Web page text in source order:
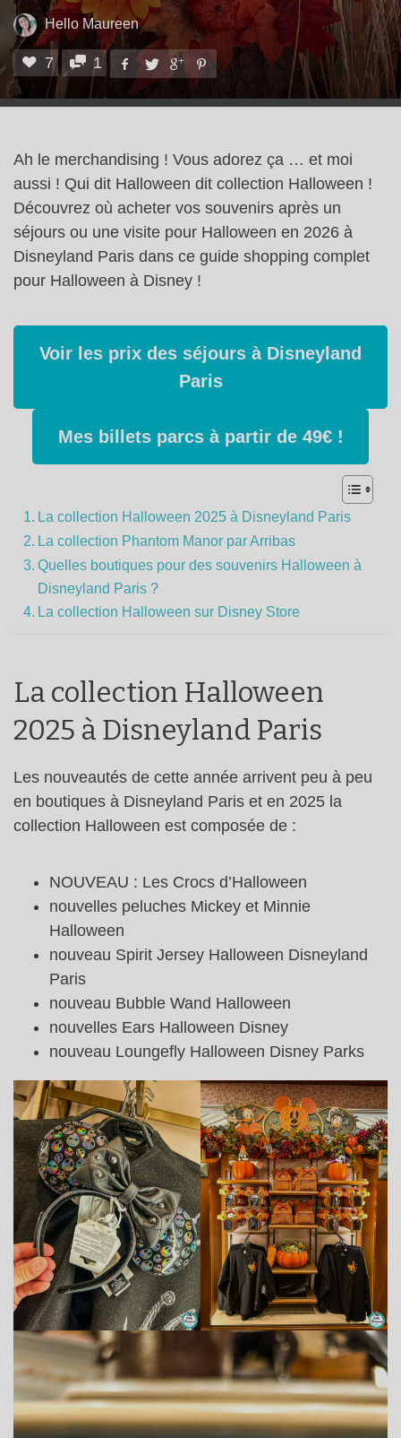
Hello Maureen
7 1
Ah le merchandising ! Vous adorez ça … et moi
aussi ! Qui dit Halloween dit collection Halloween !
Découvrez où acheter vos souvenirs après un
séjours ou une visite pour Halloween en 2026 à
Disneyland Paris dans ce guide shopping complet
pour Halloween à Disney !
Voir les prix des séjours à Disneyland
Paris
Mes billets parcs à partir de 49€ !
La collection Halloween 2025 à Disneyland Paris
La collection Phantom Manor par Arribas
Quelles boutiques pour des souvenirs Halloween à
Disneyland Paris ?
La collection Halloween sur Disney Store
La collection Halloween
2025 à Disneyland Paris
Les nouveautés de cette année arrivent peu à peu
en boutiques à Disneyland Paris et en 2025 la
collection Halloween est composée de :
NOUVEAU : Les Crocs d’Halloween
nouvelles peluches Mickey et Minnie
Halloween
nouveau Spirit Jersey Halloween Disneyland
Paris
nouveau Bubble Wand Halloween
nouvelles Ears Halloween Disney
nouveau Loungefly Halloween Disney Parks